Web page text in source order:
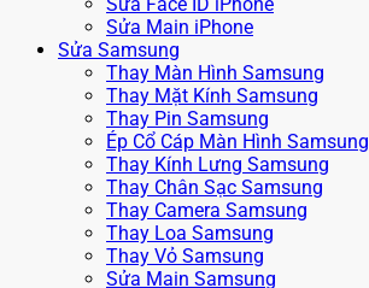
Sửa Main iPhone
Sửa Samsung
Thay Màn Hình Samsung
Thay Mặt Kính Samsung
Thay Pin Samsung
Ép Cổ Cáp Màn Hình Samsung
Thay Kính Lưng Samsung
Thay Chân Sạc Samsung
Thay Camera Samsung
Thay Loa Samsung
Thay Vỏ Samsung
Sửa Main Samsung